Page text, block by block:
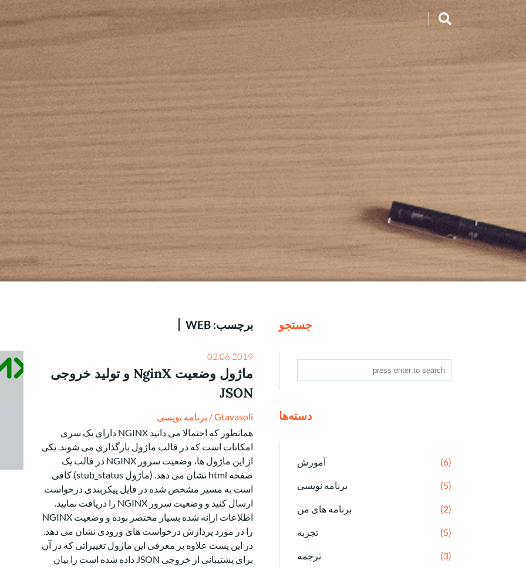
برچسب: WEB
02.06.2019
ماژول وضعیت NginX و تولید خروجی
JSON
Gtavasoli
/ برنامه نویسی
همانطور که احتمالا می دانید NGINX دارای یک سری
امکانات است که در قالب ماژول بارگذاری می شوند. یکی
از این ماژول ها، وضعیت سرور NGINX در قالب یک
صفحه html نشان می دهد. (ماژول stub_status) کافی
است به مسیر مشخص شده در فایل پیکربندی درخواست
ارسال کنید و وضعیت سرور NGINX را دریافت نمایید.
اطلاعات ارائه شده بسیار مختصر بوده و وضعیت NGINX
را در مورد پردازش درخواست های ورودی نشان می دهد.
در این پست علاوه بر معرفی این ماژول تغییراتی که در آن
برای پشتیبانی از خروجی JSON داده شده است را بیان
جستجو
دسته‌ها
آموزش (6)
برنامه نویسی (5)
برنامه های من (2)
تجربه (5)
ترجمه (3)